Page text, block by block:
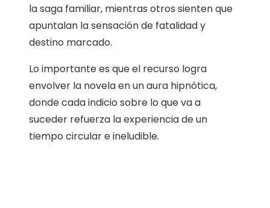
la saga familiar, mientras otros sienten que
apuntalan la sensación de fatalidad y
destino marcado.
Lo importante es que el recurso logra
envolver la novela en un aura hipnótica,
donde cada indicio sobre lo que va a
suceder refuerza la experiencia de un
tiempo circular e ineludible.